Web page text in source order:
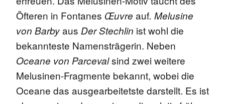
Öfteren in Fontanes Œuvre auf. Melusine
von Barbyaus Der Stechlin ist wohl die
bekannteste Namensträgerin. Neben
Oceane von Parcevalsind zwei weitere
Melusinen-Fragmente bekannt, wobei die
Oceane das ausgearbeitetste darstellt. Es ist